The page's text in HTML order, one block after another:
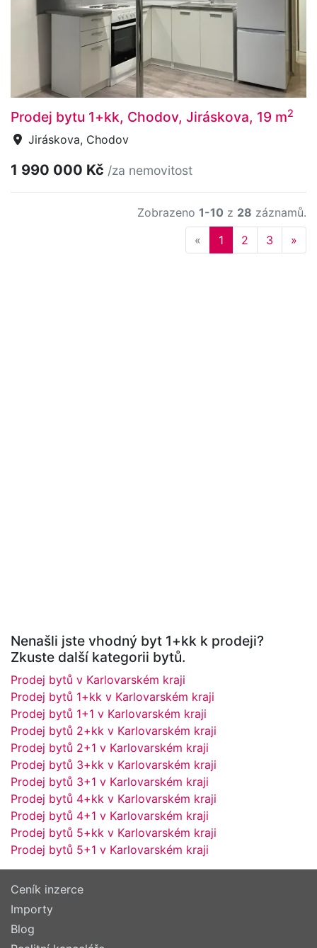
Prodej bytu 1+kk, Chodov, Jiráskova, 19 m2
Jiráskova, Chodov
1 990 000 Kč /za nemovitost
Zobrazeno 1-10 z 28 záznamů.
« Previous
1 2 3 »
Nenašli jste vhodný byt 1+kk k prodeji?
Zkuste další kategorii bytů.
Prodej bytů v Karlovarském kraji
Prodej bytů 1+kk v Karlovarském kraji
Prodej bytů 1+1 v Karlovarském kraji
Prodej bytů 2+kk v Karlovarském kraji
Prodej bytů 2+1 v Karlovarském kraji
Prodej bytů 3+kk v Karlovarském kraji
Prodej bytů 3+1 v Karlovarském kraji
Prodej bytů 4+kk v Karlovarském kraji
Prodej bytů 4+1 v Karlovarském kraji
Prodej bytů 5+kk v Karlovarském kraji
Prodej bytů 5+1 v Karlovarském kraji
Ceník inzerce
Importy
Blog